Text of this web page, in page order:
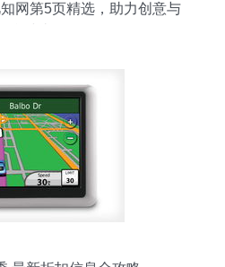
网第5页精选，助力创意与